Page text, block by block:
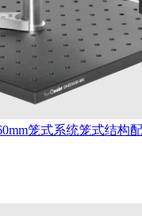
笼式系统笼式结构